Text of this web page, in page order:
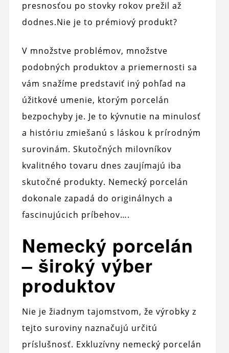
presnosťou po stovky rokov prežil až
dodnes.Nie je to prémiový produkt?
V množstve problémov, množstve
podobných produktov a priemernosti sa
vám snažíme predstaviť iný pohľad na
úžitkové umenie, ktorým porcelán
bezpochyby je. Je to kývnutie na minulosť
a históriu zmiešanú s láskou k prírodným
surovinám. Skutočných milovníkov
kvalitného tovaru dnes zaujímajú iba
skutočné produkty. Nemecký porcelán
dokonale zapadá do originálnych a
fascinujúcich príbehov….
Nemecký porcelán
– široký výber
produktov
Nie je žiadnym tajomstvom, že výrobky z
tejto suroviny naznačujú určitú
príslušnosť. Exkluzívny nemecký porcelán